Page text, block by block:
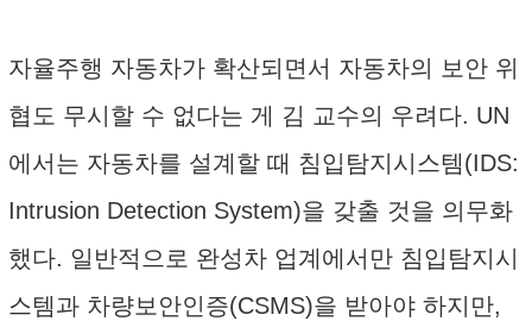
자율주행 자동차가 확산되면서 자동차의 보안 위
협도 무시할 수 없다는 게 김 교수의 우려다. UN
에서는 자동차를 설계할 때 침입탐지시스템(IDS:
Intrusion Detection System)을 갖출 것을 의무화
했다. 일반적으로 완성차 업계에서만 침입탐지시
스템과 차량보안인증(CSMS)을 받아야 하지만,